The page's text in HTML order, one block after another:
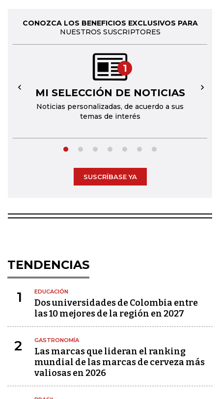
CONOZCA LOS BENEFICIOS EXCLUSIVOS PARA
NUESTROS SUSCRIPTORES
1
MI SELECCIÓN DE NOTICIAS
Noticias personalizadas, de acuerdo a sus
temas de interés
← →
SUSCRÍBASE YA
TENDENCIAS
1 EDUCACIÓN
Dos universidades de Colombia entre
las 10 mejores de la región en 2027
2 GASTRONOMÍA
Las marcas que lideran el ranking
mundial de las marcas de cerveza más
valiosas en 2026